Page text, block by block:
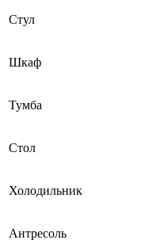
Стул
Шкаф
Тумба
Стол
Холодильник
Антресоль